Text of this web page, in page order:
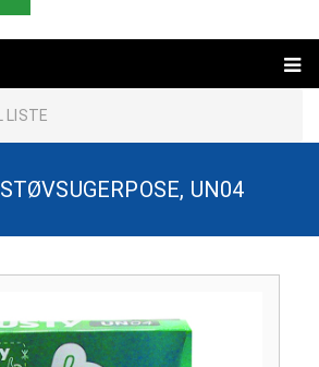
LISTE
UN04